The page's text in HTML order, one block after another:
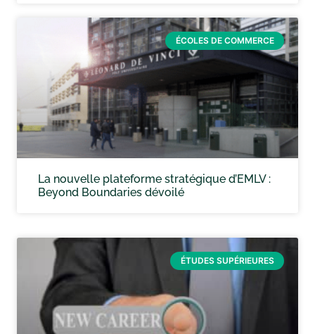
ÉCOLES DE COMMERCE
La nouvelle plateforme stratégique d’EMLV :
Beyond Boundaries dévoilé
ÉTUDES SUPÉRIEURES